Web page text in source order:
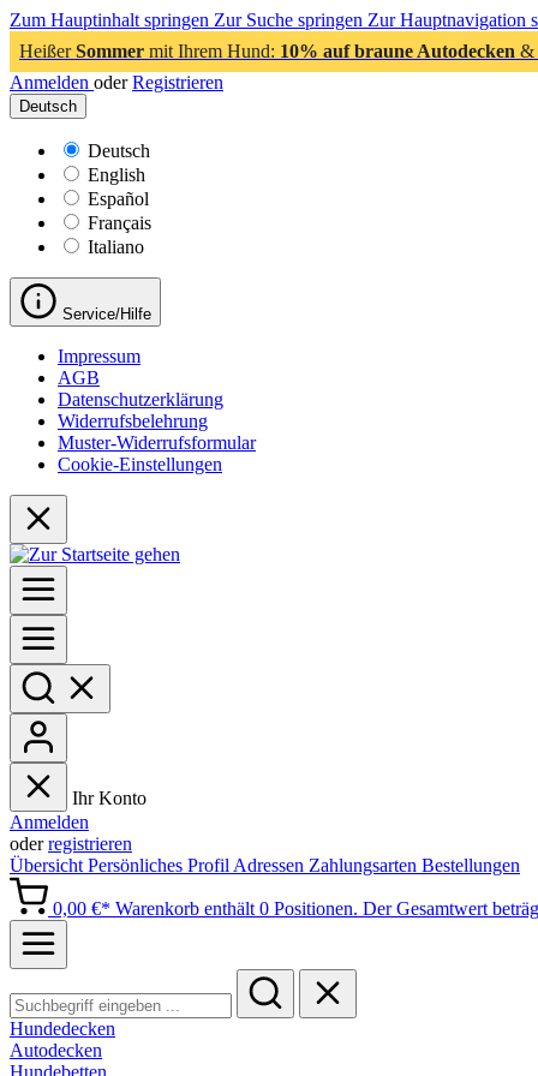
Zum Hauptinhalt springen Zur Suche springen Zur Hauptnavigation
HeißerSommer mit Ihrem Hund: 10% auf braune Autodecken &
Anmelden oder Registrieren
Deutsch
Deutsch
English
Español
Français
Italiano
Service/Hilfe
Impressum
AGB
Datenschutzerklärung
Widerrufsbelehrung
Muster-Widerrufsformular
Cookie-Einstellungen
Ihr Konto
Anmelden
oderregistrieren
Übersicht Persönliches Profil Adressen Zahlungsarten Bestellungen
0,00 €* Warenkorb enthält 0 Positionen. Der Gesamtwert
Hundedecken
Autodecken
Hundebetten